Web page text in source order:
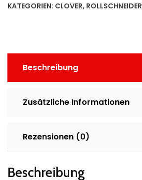
KATEGORIEN: CLOVER, ROLLSCHNEIDER
Beschreibung
Zusätzliche Informationen
Rezensionen (0)
Beschreibung